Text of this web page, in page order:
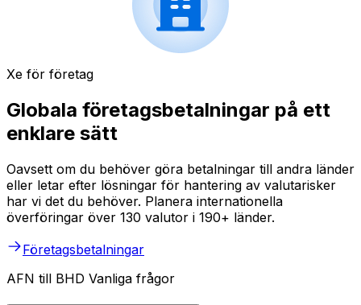
Xe för företag
Globala företagsbetalningar på ett
enklare sätt
Oavsett om du behöver göra betalningar till andra länder
eller letar efter lösningar för hantering av valutarisker
har vi det du behöver. Planera internationella
överföringar över 130 valutor i 190+ länder.
Företagsbetalningar
AFN till BHD Vanliga frågor